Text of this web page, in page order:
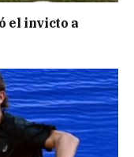
el invicto a